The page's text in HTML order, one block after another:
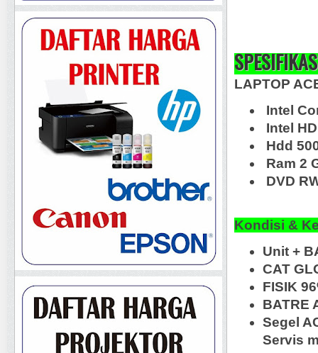
LAPTOP
Intel
Intel
Hdd
Ram 2
DVD
Kondisi &
Unit +
CAT
FISIK
BATRE
Segel
Servis